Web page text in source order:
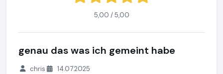
5,00 / 5,00
genau das was ich gemeint habe
chris 14.07.2025